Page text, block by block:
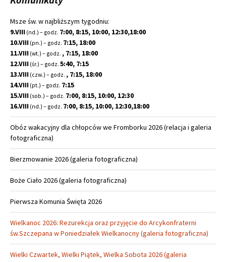
Msze św. w najbliższym tygodniu:
9.VIII (nd.) – godz. 7:00, 8:15, 10:00, 12:30,18:00
10.VIII (pn.) – godz. 7:15, 18:00
11.VIII (wt.) – godz. , 7:15, 18:00
12.VIII (śr.) – godz. 5:40, 7:15
13.VIII (czw.) – godz. , 7:15, 18:00
14.VIII (pt.) – godz. 7:15
15.VIII (sob.) – godz. 7:00, 8:15, 10:00, 12:30
16.VIII (nd.) – godz. 7:00, 8:15, 10:00, 12:30,18:00
Obóz wakacyjny dla chłopców we Fromborku 2026 (relacja i galeria
fotograficzna)
Bierzmowanie 2026 (galeria fotograficzna)
Boże Ciało 2026 (galeria fotograficzna)
Pierwsza Komunia Święta 2026
Wielkanoc 2026: Rezurekcja oraz przyjęcie do Arcykonfraterni
św.Szczepana w Poniedziałek Wielkanocny (galeria fotograficzna)
Wielki Czwartek, Wielki Piątek, Wielka Sobota 2026 (galeria